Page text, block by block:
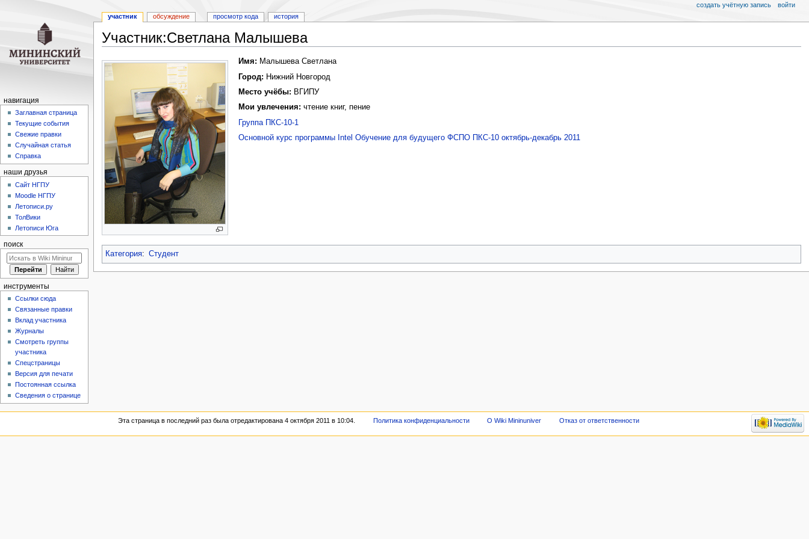
Участник:Светлана Малышева
Перейти
Перейти
Имя: Малышева Светлана
Город: Нижний Новгород
Место учёбы: ВГИПУ
Мои увлечения: чтение книг, пение
Группа ПКС-10-1
Основной курс программы Intel Обучение для будущего ФСПО ПКС-10 октябрь-декабрь 2011
Категория: Студент
участник обсуждение просмотр кода история
создать учётную запись войти
навигация
Заглавная страница
Текущие события
Свежие правки
Случайная статья
Справка
наши друзья
Cайт НГПУ
Moodle НГПУ
Летописи.ру
ТолВики
Летописи Юга
поиск
инструменты
Ссылки сюда
Связанные правки
Вклад участника
Журналы
Смотреть группы
участника
Спецстраницы
Версия для печати
Постоянная ссылка
Сведения о странице
Эта страница в последний раз была отредактирована 4 октября 2011 в 10:04. Политика конфиденциальности О Wiki Mininuniver Отказ от ответственности